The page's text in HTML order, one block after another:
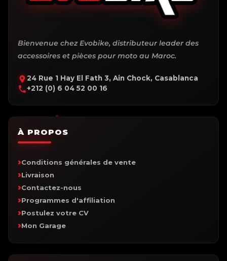
Bienvenue chez Evobike, distributeur leader des
accessoires et pièces pour moto au Maroc.
24 Rue 1 Hay El Fath 3, Ain Chock, Casablanca
+212 (0) 6 04 52 00 16
À PROPOS
Conditions générales de vente
Livraison
Contactez-nous
Programmes d'affiliation
Postulez votre CV
Mon Garage